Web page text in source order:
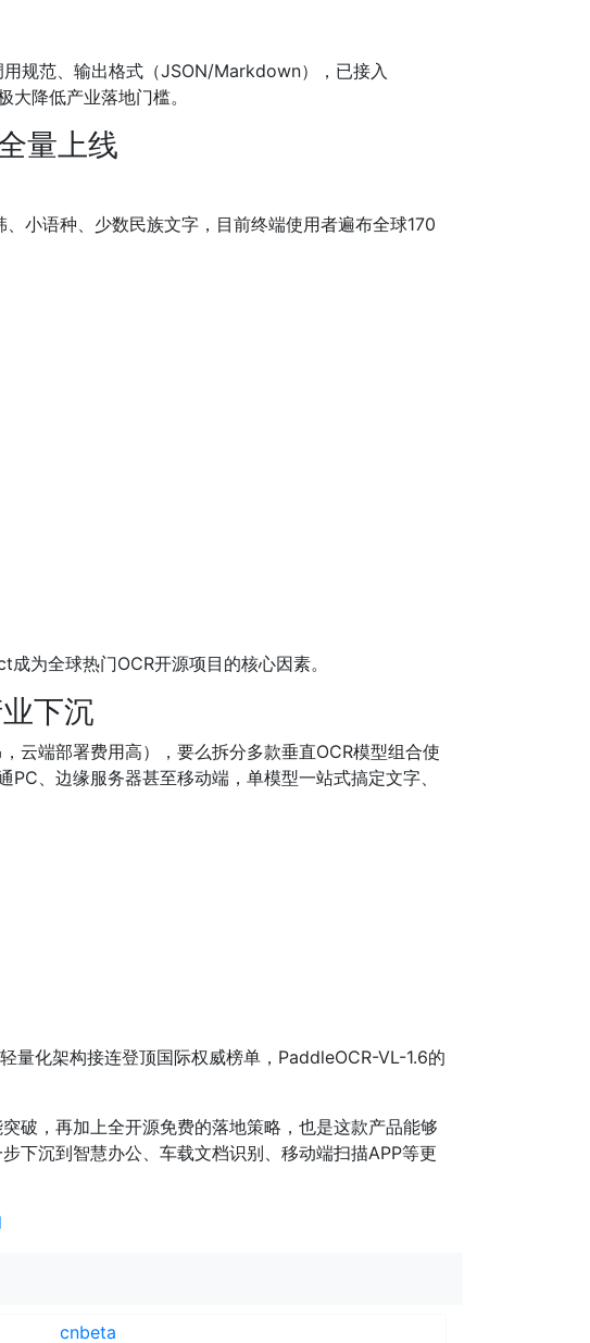
规范、输出格式（JSON/Markdown），已接入
降低产业落地门槛。
量上线
、小语种、少数民族文字，目前终端使用者遍布全球170
为全球热门OCR开源项目的核心因素。
下沉
云端部署费用高），要么拆分多款垂直OCR模型组合使
PC、边缘服务器甚至移动端，单模型一站式搞定文字、
量化架构接连登顶国际权威榜单，PaddleOCR-VL-1.6的
破，再加上全开源免费的落地策略，也是这款产品能够
下沉到智慧办公、车载文档识别、移动端扫描APP等更
cnbeta